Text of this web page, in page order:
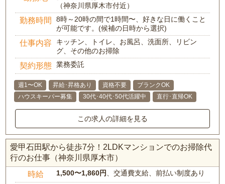
（神奈川県厚木市付近）
勤務時間
8時～20時の間で1時間〜、好きな日に働くこと
が可能です。(候補の日時から選択)
仕事内容
キッチン、トイレ、お風呂、洗面所、リビン
グ、その他のお掃除
契約形態 業務委託
週1〜OK 昇給･昇格あり 資格不要
ブランクOK
ハウスキーパー募集
30代･40代･50代活躍中 直行･直帰OK
この求人の詳細を見る
愛甲石田駅から徒歩7分！2LDKマンションでのお掃除代
行のお仕事（神奈川県厚木市）
時給 1,500〜1,860円、交通費支給、前払い制度あり